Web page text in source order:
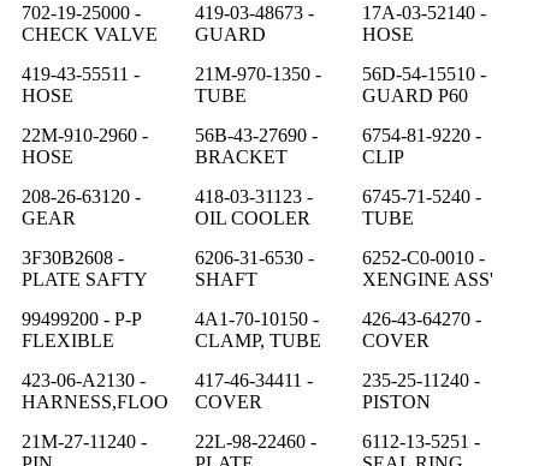
702-19-25000 -
CHECK VALVE
419-03-48673 -
GUARD
17A-03-52140 -
HOSE
419-43-55511 -
HOSE
21M-970-1350 -
TUBE
56D-54-15510 -
GUARD P60
22M-910-2960 -
HOSE
56B-43-27690 -
BRACKET
6754-81-9220 -
CLIP
208-26-63120 -
GEAR
418-03-31123 -
OIL COOLER
6745-71-5240 -
TUBE
3F30B2608 -
PLATE SAFTY
6206-31-6530 -
SHAFT
6252-C0-0010 -
XENGINE ASS'
99499200 - P-P
FLEXIBLE
4A1-70-10150 -
CLAMP, TUBE
426-43-64270 -
COVER
423-06-A2130 -
HARNESS,FLOO
417-46-34411 -
COVER
235-25-11240 -
PISTON
21M-27-11240 -
22L-98-22460 -
6112-13-5251 -